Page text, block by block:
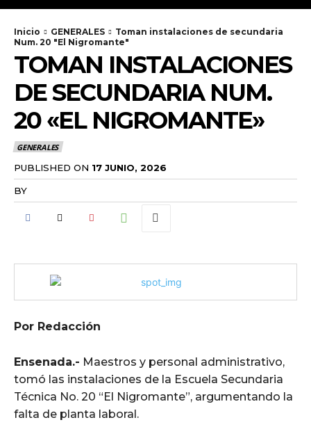
Inicio GENERALES
Toman instalaciones de secundaria
Num. 20 "El Nigromante"
TOMAN INSTALACIONES
DE SECUNDARIA NUM.
20 «EL NIGROMANTE»
GENERALES
PUBLISHED ON 17 JUNIO, 2026
BY
Por Redacción
Ensenada.- Maestros y personal administrativo,
tomó las instalaciones de la Escuela Secundaria
Técnica No. 20 “El Nigromante”, argumentando la
falta de planta laboral.